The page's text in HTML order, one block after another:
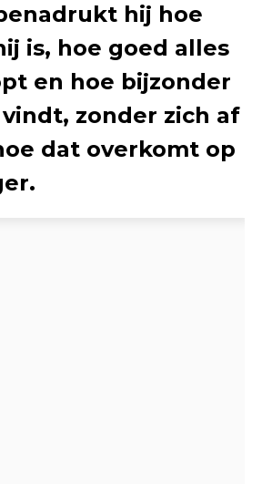
hij hoe
is, hoe goed alles
en hoe bijzonder
zonder zich af
dat overkomt op